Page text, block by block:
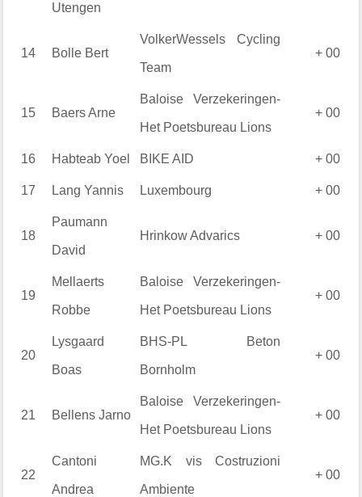
Utengen
14 Bolle Bert
VolkerWessels Cycling
Team
+ 00
15 BaersArne
Baloise Verzekeringen-
Het Poetsbureau Lions
+ 00
16 Habteab Yoel BIKE AID + 00
17 Lang Yannis Luxembourg + 00
18
Paumann
David
Hrinkow Advarics + 00
19
Mellaerts
Robbe
Baloise Verzekeringen-
Het Poetsbureau Lions
+ 00
20
Lysgaard
Boas
BHS-PL Beton
Bornholm
+ 00
21 Bellens Jarno
Baloise Verzekeringen-
Het Poetsbureau Lions
+ 00
22
Cantoni
Andrea
MG.K vis Costruzioni
Ambiente
+ 00